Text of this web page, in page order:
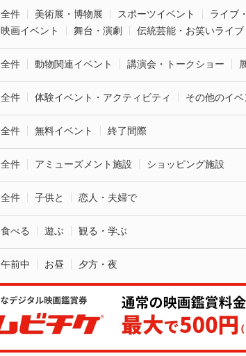
全件 美術展・博物展 スポーツイベント
ライブ
映画イベント
舞台・演劇 伝統芸能・お笑いライブ
全件 動物関連イベント 講演会・トークショー
全件 体験イベント・アクティビティ その他のイベ
全件 無料イベント 終了間際
全件 アミューズメント施設 ショッピング施設
全件 子供と 恋人・夫婦で
食べる 遊ぶ 観る・学ぶ
午前中 お昼 夕方・夜